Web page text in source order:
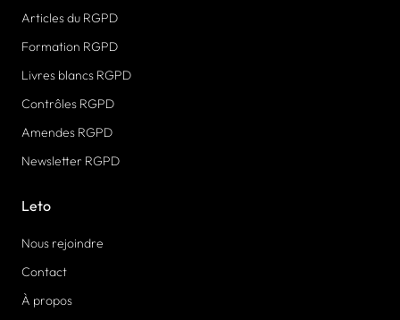
Articles du RGPD
Formation RGPD
Livres blancs RGPD
Contrôles RGPD
Amendes RGPD
Newsletter RGPD
Leto
Nous rejoindre
Contact
À propos